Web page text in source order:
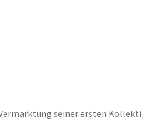
seiner ersten